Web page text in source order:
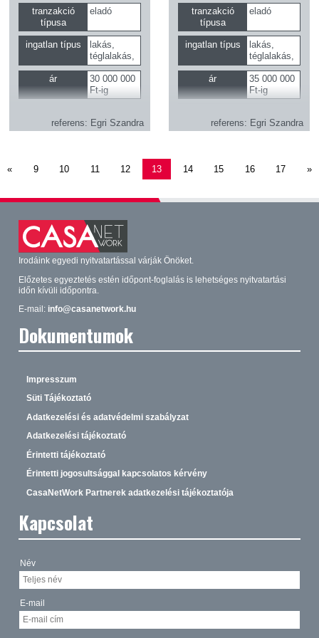
szoruló
tranzakció
típusa
eladó
ingatlan típus
lakás,
téglalakás,
panellakás
ár
30 000 000
Ft-ig
referens Egri Szandra
tranzakció
típusa
eladó
ingatlan típus
lakás,
téglalakás,
panellakás
ár
35 000 000
Ft-ig
szobaszám 2 szobától
referens Egri Szandra
« 9 10 11 12 13 14 15 16 17 »
Irodáink egyedi nyitvatartással várják Önöket.
Előzetes egyeztetés estén időpont-foglalás is lehetséges nyitvatartási
időn kívüli időpontra.
E-mail: info@casanetwork.hu
Dokumentumok
Impresszum
Süti Tájékoztató
Adatkezelési és adatvédelmi szabályzat
Adatkezelési tájékoztató
Érintetti tájékoztató
Érintetti jogosultsággal kapcsolatos kérvény
CasaNetWork Partnerek adatkezelési tájékoztatója
Kapcsolat
Név
E-mail